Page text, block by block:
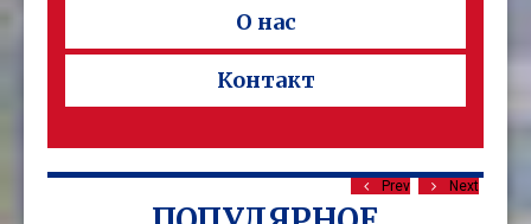
О нас
Контакт
Prev Next